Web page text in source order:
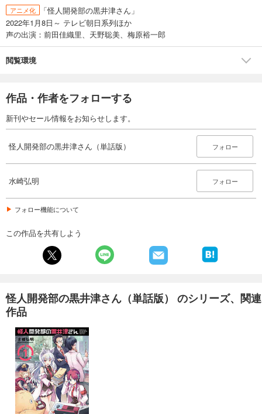
165
円 (税込)
完結
165円 (税込)
完結
試し読み
あらすじを表示する
怪人開発部の黒井津さん（単話版）第48話
カート
あらすじを表示する
怪人開発部の黒井津さん（単話版）第49話
試し読み
怪人開発部の黒井津さん（単話版）第50話
165円 (税込)
完結
あらすじを表示する
アニメ化
「怪人開発部の黒井津さん」
2022年1月8日～ テレビ朝日系列ほか
声の出演：前田佳織里、天野聡美、梅原裕一郎
閲覧環境
作品・作者をフォローする
新刊やセール情報をお知らせします。
怪人開発部の黒井津さん（単話版） フォロー
水崎弘明 フォロー
フォロー機能について
この作品を共有しよう
怪人開発部の黒井津さん（単話版） のシリーズ、関連
作品